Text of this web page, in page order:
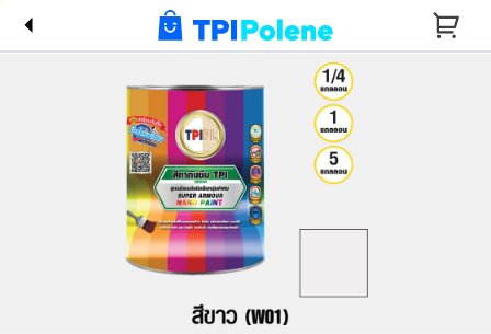
(NP200)
สีขาว
(W01)
ขนาด 1/4
แกลลอน